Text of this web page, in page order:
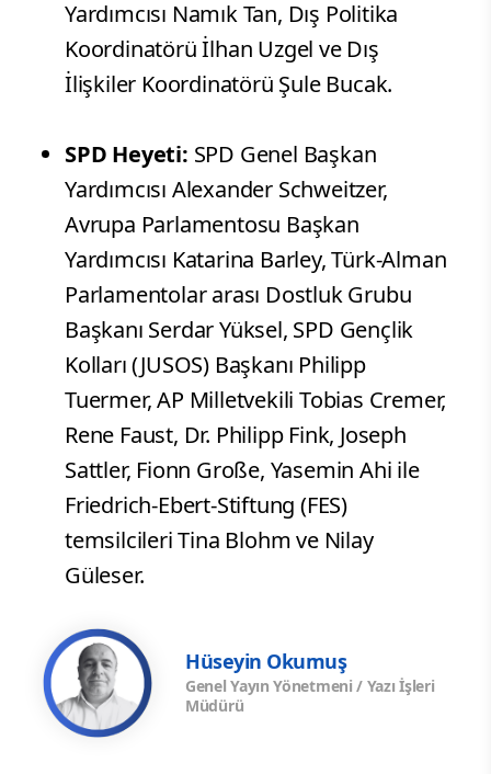
Yardımcısı Namık Tan, Dış Politika
Koordinatörü İlhan Uzgel ve Dış
İlişkiler Koordinatörü Şule Bucak.
SPD Heyeti: SPD Genel Başkan
Yardımcısı Alexander Schweitzer,
Avrupa Parlamentosu Başkan
Yardımcısı Katarina Barley, Türk-Alman
Parlamentolar arası Dostluk Grubu
Başkanı Serdar Yüksel, SPD Gençlik
Kolları (JUSOS) Başkanı Philipp
Tuermer, AP Milletvekili Tobias Cremer,
Rene Faust, Dr. Philipp Fink, Joseph
Sattler, Fionn Große, Yasemin Ahi ile
Friedrich-Ebert-Stiftung (FES)
temsilcileri Tina Blohm ve Nilay
Güleser.
Hüseyin Okumuş
Genel Yayın Yönetmeni / Yazı İşleri
Müdürü